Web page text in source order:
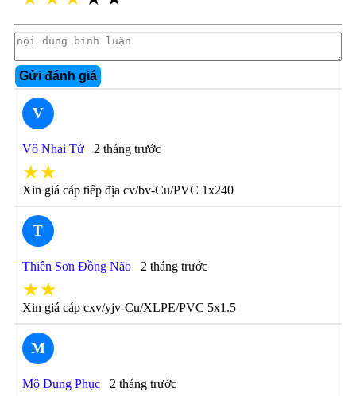
Gửi đánh giá
V
Vô Nhai Tử 2 tháng trước
★★
Xin giá cáp tiếp địa cv/bv-Cu/PVC 1x240
T
Thiên Sơn Đồng Não 2 tháng trước
★★
Xin giá cáp cxv/yjv-Cu/XLPE/PVC 5x1.5
M
Mộ Dung Phục 2 tháng trước